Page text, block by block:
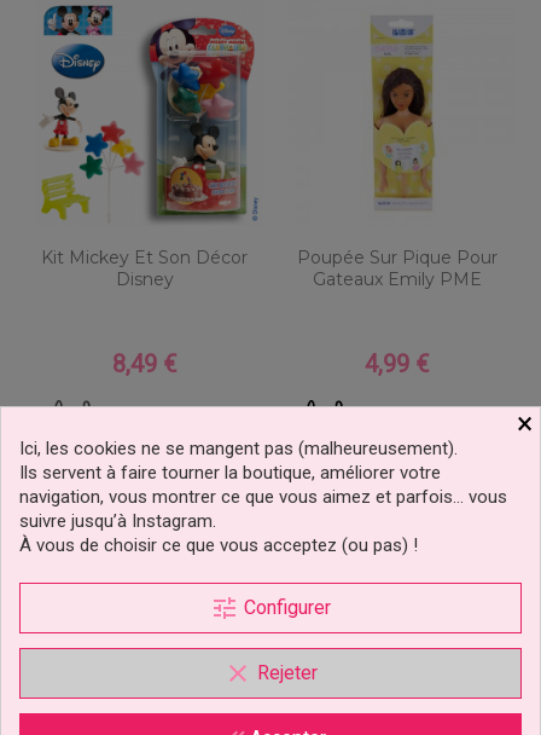
Kit Mickey Et Son Décor
Disney
Prix
8,49 €
Ajouter au panier
Poupée Sur Pique Pour
Gateaux Emily PME
Prix
4,99 €
Ajouter au panier ×
Ici, les cookies ne se mangent pas (malheureusement).
Ils servent à faire tourner la boutique, améliorer votre
navigation, vous montrer ce que vous aimez et parfois… vous
suivre jusqu’à Instagram.
À vous de choisir ce que vous acceptez (ou pas) !
tune Configurer
clear Rejeter